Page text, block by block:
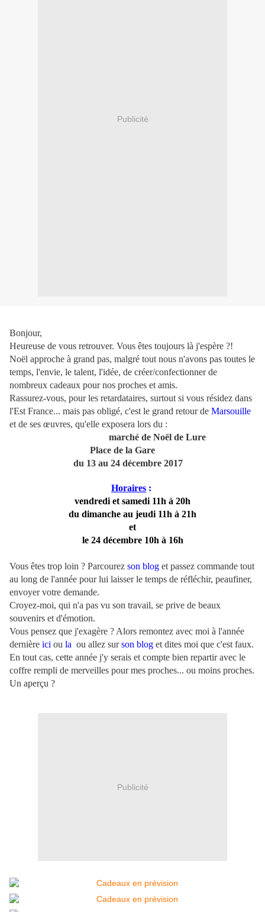
Publicité
Bonjour,
Heureuse de vous retrouver. Vous êtes toujours là j'espère ?!
Noël approche à grand pas, malgré tout nous n'avons pas toutes le
temps, l'envie, le talent, l'idée, de créer/confectionner de
nombreux cadeaux pour nos proches et amis.
Rassurez-vous, pour les retardataires, surtout si vous résidez dans
l'Est France... mais pas obligé, c'est le grand retour de Marsouille
et de ses œuvres, qu'elle exposera lors du :
marché de Noël de Lure
Place de la Gare
du 13 au 24 décembre 2017
Horaires :
vendredi et samedi 11h à 20h
du dimanche au jeudi 11h à 21h
et
le 24 décembre 10h à 16h
Vous êtes trop loin ? Parcourez son blog et passez commande tout
au long de l'année pour lui laisser le temps de réfléchir, peaufiner,
envoyer votre demande.
Croyez-moi, qui n'a pas vu son travail, se prive de beaux
souvenirs et d'émotion.
Vous pensez que j'exagère ? Alors remontez avec moi à l'année
dernière ici ou la ou allez surson blog et dites moi que c'est faux.
En tout cas, cette année j'y serais et compte bien repartir avec le
coffre rempli de merveilles pour mes proches... ou moins proches.
Un aperçu ?
Publicité